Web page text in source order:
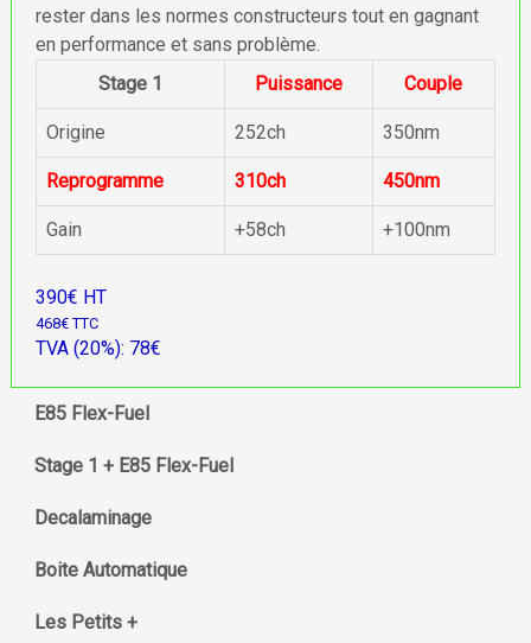
rester dans les normes constructeurs tout en gagnant
en performance et sans problème.
Stage 1
Puissance Couple
Origine 252ch 350nm
Reprogramme 310ch 450nm
Gain +58ch +100nm
390€ HT
468€ TTC
TVA (20%): 78€
E85 Flex-Fuel
Stage 1 + E85 Flex-Fuel
Decalaminage
Boite Automatique
Les Petits +